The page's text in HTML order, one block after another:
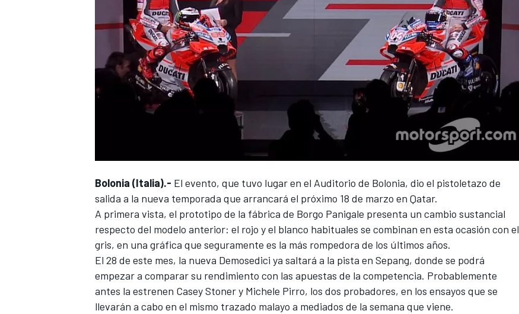
Bolonia (Italia).- El evento, que tuvo lugar en el Auditorio de Bolonia, dio el pistoletazo de
salida a la nueva temporada que arrancará el próximo 18 de marzo en Qatar.
A primera vista, el prototipo de la fábrica de Borgo Panigale presenta un cambio sustancial
respecto del modelo anterior: el rojo y el blanco habituales se combinan en esta ocasión con el
gris, en una gráfica que seguramente es la más rompedora de los últimos años.
El 28 de este mes, la nueva Demosedici ya saltará a la pista en Sepang, donde se podrá
empezar a comparar su rendimiento con las apuestas de la competencia. Probablemente
antes la estrenen Casey Stoner y Michele Pirro, los dos probadores, en los ensayos que se
llevarán a cabo en el mismo trazado malayo a mediados de la semana que viene.